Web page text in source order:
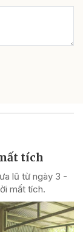
tích
lũ từ ngày 3 -
mất tích.